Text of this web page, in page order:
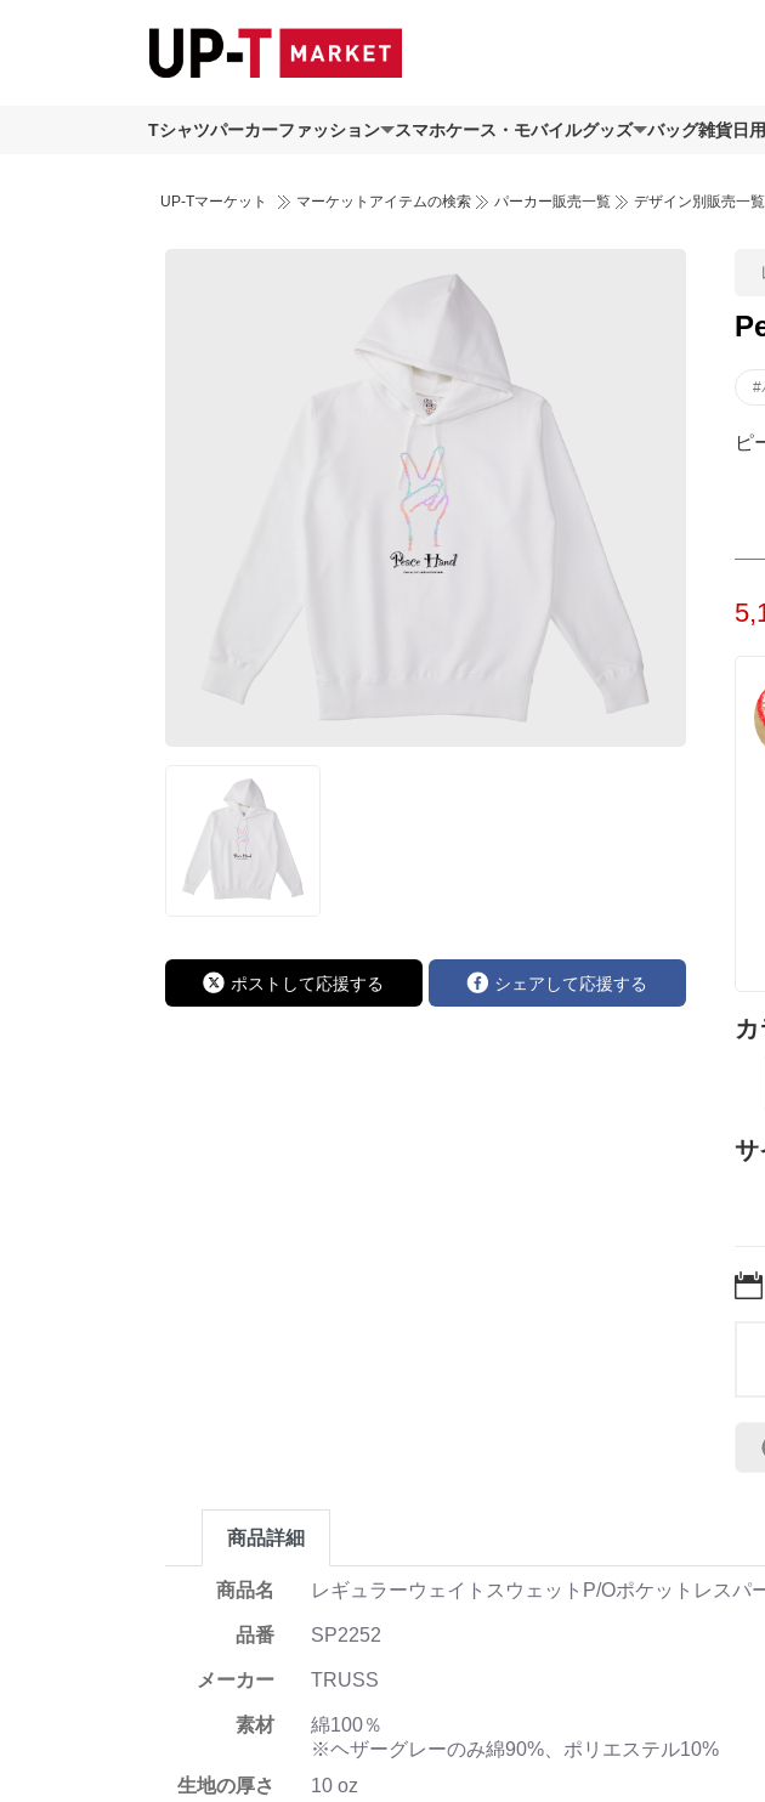
Tシャツパーカーファッション スマホケース・モバイルグッズ バッグ雑貨日
UP-Tマーケット マーケットアイテムの検索 パーカー販売一覧 デザイン別販売一覧
ポストして応援する シェアして応援する
#
ピ
カ
サ
商品詳細
商品名 レギュラーウェイトスウェットP/Oポケットレスパ
品番 SP2252
メーカー TRUSS
素材
綿100％
※ヘザーグレーのみ綿90%、ポリエステル10%
生地の厚さ
10 oz